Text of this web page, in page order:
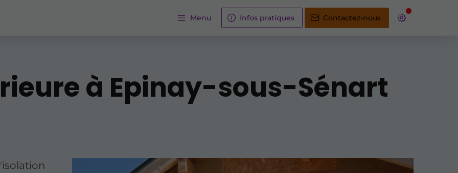
Menu Infos pratiques Contactez-nous
à Epinay-sous-Sénart